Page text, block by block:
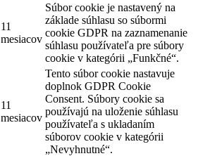
11
mesiacov
Súbor cookie je nastavený na
základe súhlasu so súbormi
cookie GDPR na zaznamenanie
súhlasu používateľa pre súbory
cookie v kategórii „Funkčné“.
11
mesiacov
Tento súbor cookie nastavuje
doplnok GDPR Cookie
Consent. Súbory cookie sa
používajú na uloženie súhlasu
používateľa s ukladaním
súborov cookie v kategórii
„Nevyhnutné“.